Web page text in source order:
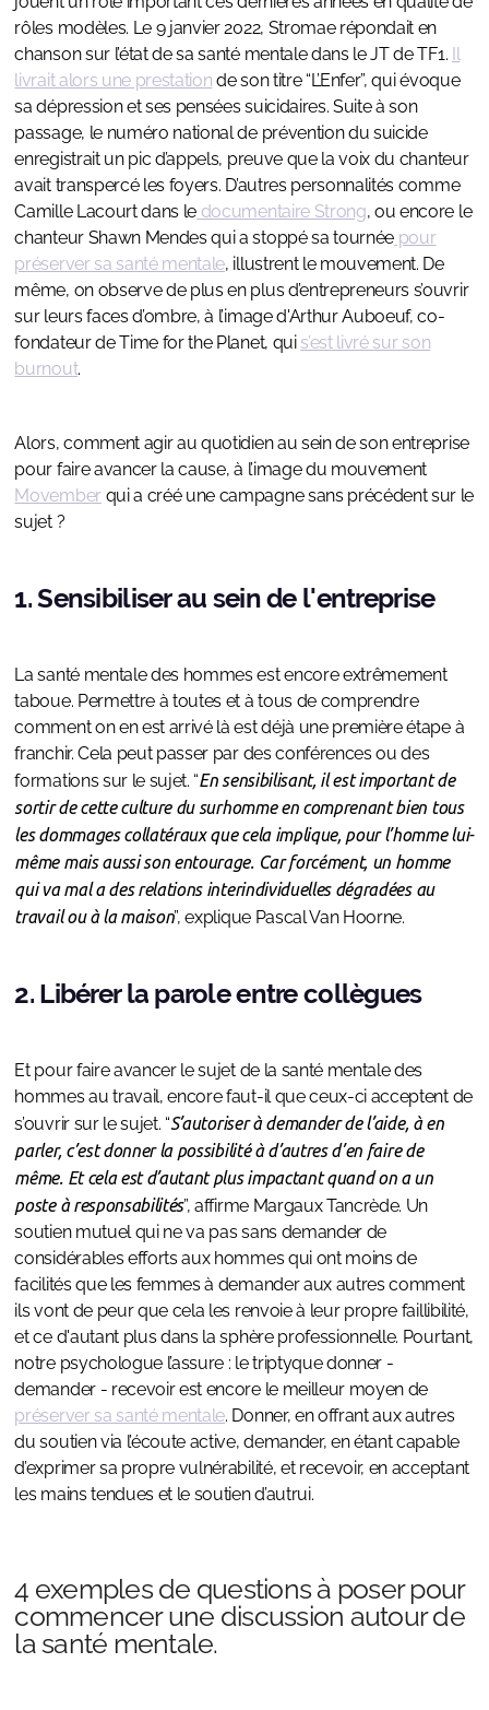
rôles modèles. Le 9 janvier 2022, Stromae répondait en
chanson sur l’état de sa santé mentale dans le JT de TF1. Il
livrait alors une prestation de son titre “L’Enfer”, qui évoque
sa dépression et ses pensées suicidaires. Suite à son
passage, le numéro national de prévention du suicide
enregistrait un pic d’appels, preuve que la voix du chanteur
avait transpercé les foyers. D’autres personnalités comme
Camille Lacourt dans le documentaire Strong, ou encore le
chanteur Shawn Mendes qui a stoppé sa tournée pour
préserver sa santé mentale, illustrent le mouvement. De
même, on observe de plus en plus d’entrepreneurs s’ouvrir
sur leurs faces d’ombre, à l’image d'Arthur Auboeuf, co-
fondateur de Time for the Planet, qui s’est livré sur son
burnout.
Alors, comment agir au quotidien au sein de son entreprise
pour faire avancer la cause, à l’image du mouvement
Movemberqui a créé une campagne sans précédent sur le
sujet ?
1. Sensibiliser au sein de l'entreprise
La santé mentale des hommes est encore extrêmement
taboue. Permettre à toutes et à tous de comprendre
comment on en est arrivé là est déjà une première étape à
franchir. Cela peut passer par des conférences ou des
formations sur le sujet. “En sensibilisant, il est important de
sortir de cette culture du surhomme en comprenant bien tous
les dommages collatéraux que cela implique, pour l’homme lui-
même mais aussi son entourage. Car forcément, un homme
qui va mal a des relations interindividuelles dégradées au
travail ou à la maison”, explique Pascal Van Hoorne.
2. Libérer la parole entre collègues
Et pour faire avancer le sujet de la santé mentale des
hommes au travail, encore faut-il que ceux-ci acceptent de
s’ouvrir sur le sujet. “S’autoriser à demander de l’aide, à en
parler, c’est donner la possibilité à d’autres d’en faire de
même. Et cela est d’autant plus impactant quand on a un
poste à responsabilités”, affirme Margaux Tancrède. Un
soutien mutuel qui ne va pas sans demander de
considérables efforts aux hommes qui ont moins de
facilités que les femmes à demander aux autres comment
ils vont de peur que cela les renvoie à leur propre faillibilité,
et ce d'autant plus dans la sphère professionnelle. Pourtant,
notre psychologue l’assure : le triptyque donner -
demander - recevoir est encore le meilleur moyen de
préserver sa santé mentale. Donner, en offrant aux autres
du soutien via l’écoute active, demander, en étant capable
d’exprimer sa propre vulnérabilité, et recevoir, en acceptant
les mains tendues et le soutien d’autrui.
4 exemples de questions à poser pour
commencer une discussion autour de
la santé mentale.